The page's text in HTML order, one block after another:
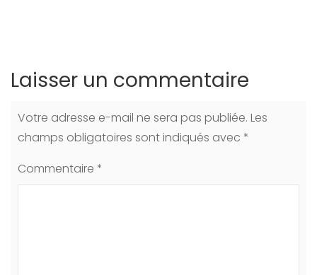
Laisser un commentaire
Votre adresse e-mail ne sera pas publiée. Les
champs obligatoires sont indiqués avec *
Commentaire *